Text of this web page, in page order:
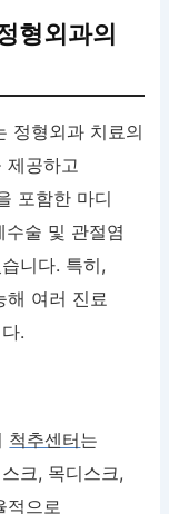
형외과의
정형외과 치료의
제공하고
포함한 마디
술 및 관절염
니다. 특히,
해 여러 진료
.
척추센터는
크, 목디스크,
적으로